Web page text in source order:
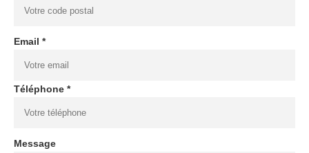
Email *
Téléphone *
Message